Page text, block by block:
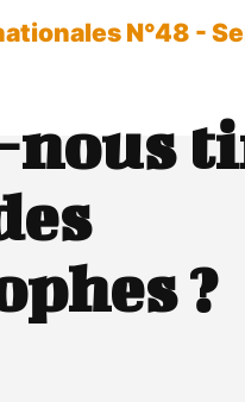
N°48 -
nous
?